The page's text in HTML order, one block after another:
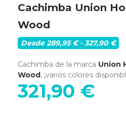
Cachimba Union
Wood
Desde 289,95 € - 327,90 €
Cachimba de la marca Union
Wood, ¡varios colores
321,90 €